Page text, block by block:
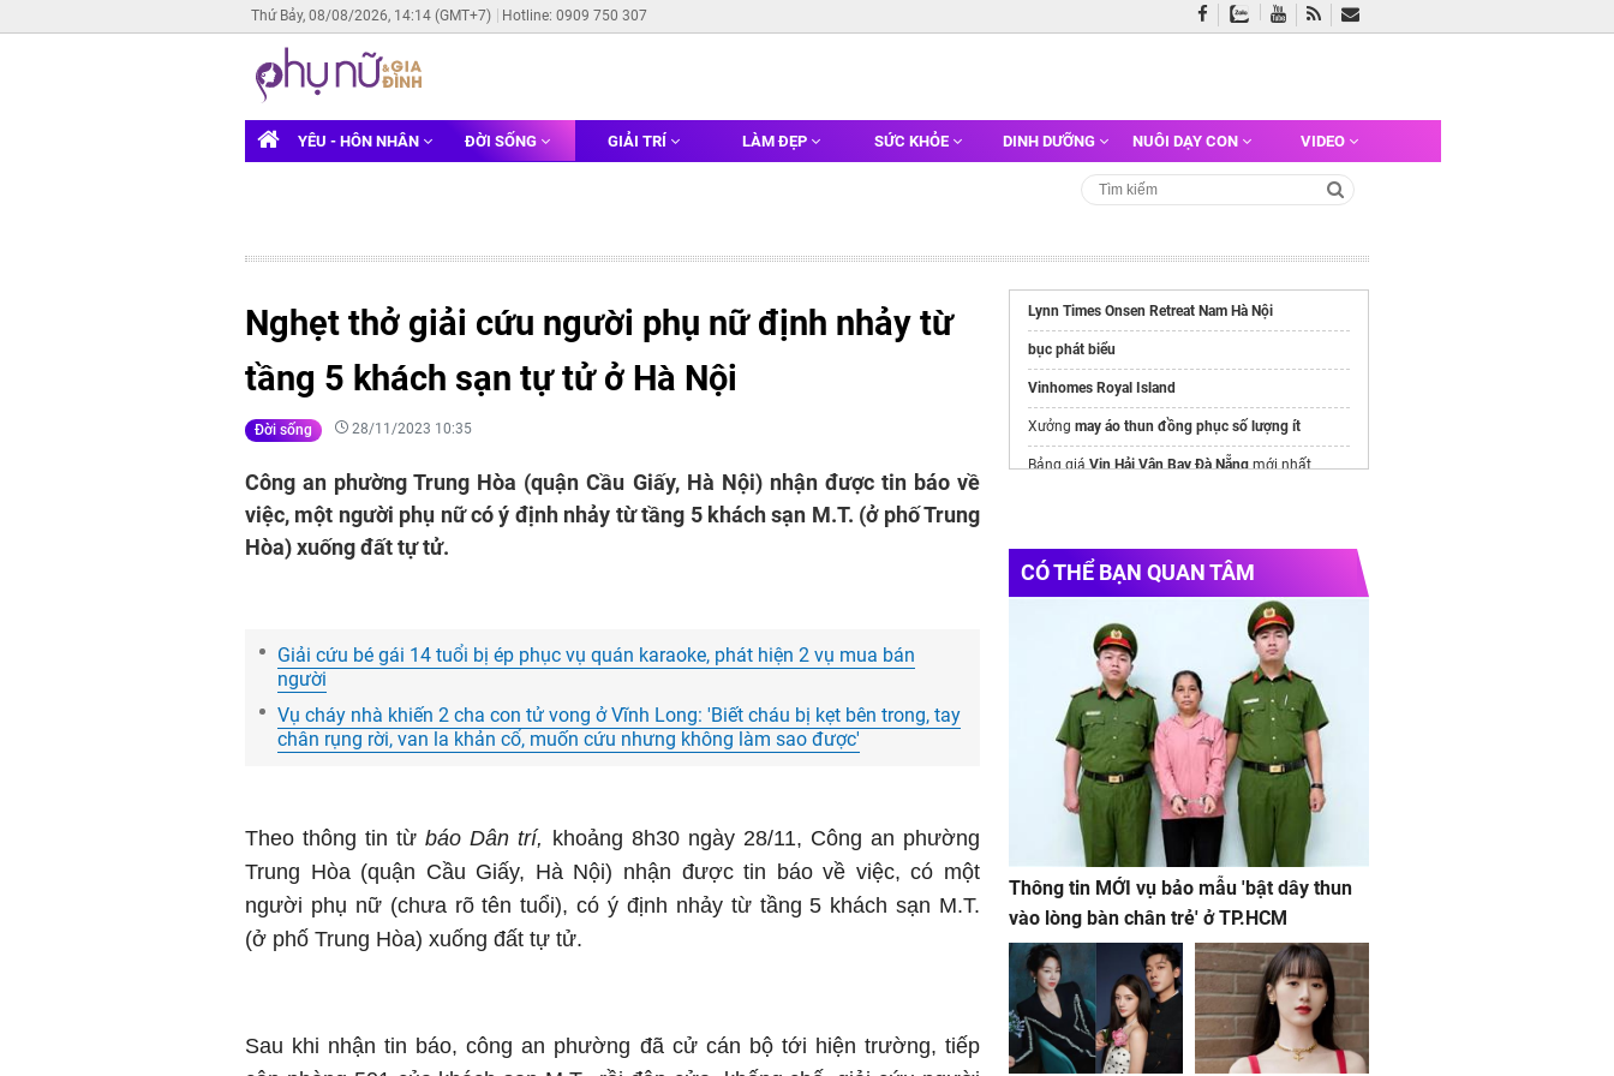
Thứ Bảy, 08/08/2026, 14:14 (GMT+7) Hotline: 0909 750 307
YÊU - HÔN NHÂN ĐỜI SỐNG GIẢI TRÍ LÀM ĐẸP SỨC KHỎE DINH DƯỠNG NUÔI DẠY CON VIDEO
Nghẹt thở giải cứu người phụ nữ định nhảy từ
tầng 5 khách sạn tự tử ở Hà Nội
Đời sống 28/11/2023 10:35
Công an phường Trung Hòa (quận Cầu Giấy, Hà Nội) nhận được tin báo về
việc, một người phụ nữ có ý định nhảy từ tầng 5 khách sạn M.T. (ở phố Trung
Hòa) xuống đất tự tử.
Giải cứu bé gái 14 tuổi bị ép phục vụ quán karaoke, phát hiện 2 vụ mua bán
người
Vụ cháy nhà khiến 2 cha con tử vong ở Vĩnh Long: 'Biết cháu bị kẹt bên trong, tay
chân rụng rời, van la khản cổ, muốn cứu nhưng không làm sao được'
Theo thông tin từbáo Dân trí, khoảng 8h30 ngày 28/11, Công an phường
Trung Hòa (quận Cầu Giấy, Hà Nội) nhận được tin báo về việc, có một
người phụ nữ (chưa rõ tên tuổi), có ý định nhảy từ tầng 5 khách sạn M.T.
(ở phố Trung Hòa) xuống đất tự tử.
Sau khi nhận tin báo, công an phường đã cử cán bộ tới hiện trường, tiếp
Lynn Times Onsen Retreat Nam Hà Nội
bục phát biểu
Vinhomes Royal Island
Xưởng may áo thun đồng phục số lượng ít
Bảng giá Vin Hải Vân Bay Đà Nẵng mới nhất
Đầu Tư
Oakwood Hotel & Apartments Saigon
CÓ THỂ BẠN QUAN TÂM
Thông tin MỚI vụ bảo mẫu 'bật dây thun
vào lòng bàn chân trẻ' ở TP.HCM